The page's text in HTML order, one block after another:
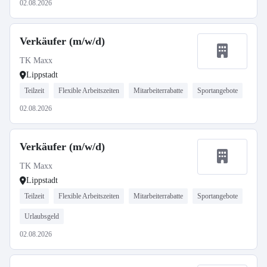
02.08.2026
Verkäufer (m/w/d)
TK Maxx
Lippstadt
Teilzeit Flexible Arbeitszeiten Mitarbeiterrabatte Sportangebote
02.08.2026
Verkäufer (m/w/d)
TK Maxx
Lippstadt
Teilzeit Flexible Arbeitszeiten Mitarbeiterrabatte Sportangebote
Urlaubsgeld
02.08.2026